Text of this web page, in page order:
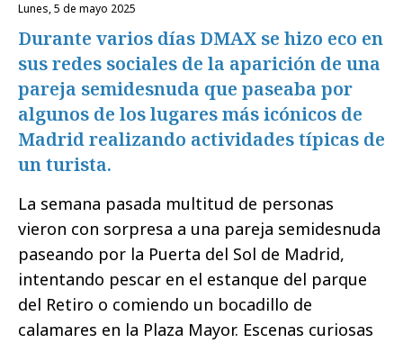
lunes, 5 de mayo 2025
Durante varios días DMAX se hizo eco en
sus redes sociales de la aparición de una
pareja semidesnuda que paseaba por
algunos de los lugares más icónicos de
Madrid realizando actividades típicas de
un turista.
La semana pasada multitud de personas
vieron con sorpresa a una pareja semidesnuda
paseando por la Puerta del Sol de Madrid,
intentando pescar en el estanque del parque
del Retiro o comiendo un bocadillo de
calamares en la Plaza Mayor. Escenas curiosas